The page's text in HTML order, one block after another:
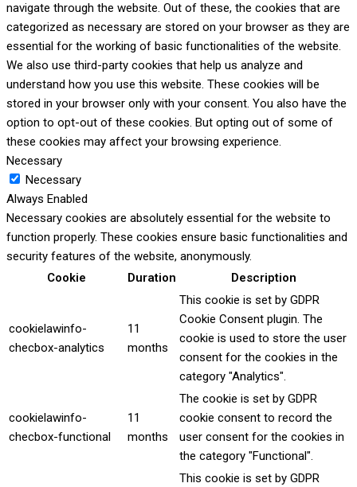
navigate through the website. Out of these, the cookies that are
categorized as necessary are stored on your browser as they are
essential for the working of basic functionalities of the website.
We also use third-party cookies that help us analyze and
understand how you use this website. These cookies will be
stored in your browser only with your consent. You also have the
option to opt-out of these cookies. But opting out of some of
these cookies may affect your browsing experience.
Necessary
Necessary
Always Enabled
Necessary cookies are absolutely essential for the website to
function properly. These cookies ensure basic functionalities and
security features of the website, anonymously.
Cookie
Duration Description
cookielawinfo-
checbox-analytics
11
months
This cookie is set by GDPR
Cookie Consent plugin. The
cookie is used to store the user
consent for the cookies in the
category "Analytics".
cookielawinfo-
checbox-functional
11
months
The cookie is set by GDPR
cookie consent to record the
user consent for the cookies in
the category "Functional".
This cookie is set by GDPR